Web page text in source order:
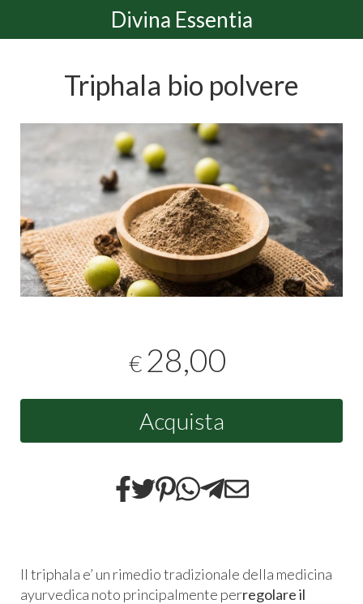
Divina Essentia
Triphala bio polvere
€ 28,00
Acquista
Il triphala e’ un rimedio tradizionale della medicina
ayurvedica noto principalmente perregolare il